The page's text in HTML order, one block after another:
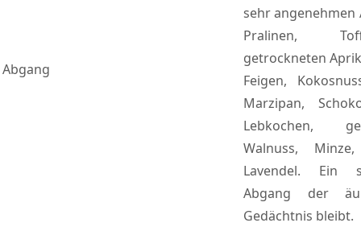
Abgang
sehr angenehmen
Pralinen,
getrockneten
Feigen,
Marzipan,
Lebkochen,
Walnuss,
Lavendel. Ein
Abgang der
Gedächtnis bleibt.